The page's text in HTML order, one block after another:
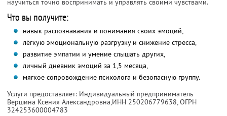
научиться точно воспринимать и управлять своими чувствами.
Что вы получите:
навык распознавания и понимания своих эмоций,
лёгкую эмоциональную разгрузку и снижение стресса,
развитие эмпатии и умение слышать других,
личный дневник эмоций за 1,5 месяца,
мягкое сопровождение психолога и безопасную группу.
Услуги предоставляет: Индивидуальный предприниматель
Вершина Ксения Александровна,ИНН 250206779638, ОГРН
324253600004783